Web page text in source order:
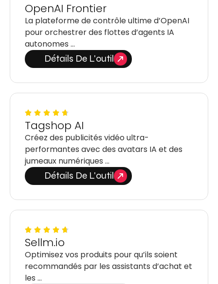
OpenAI Frontier
La plateforme de contrôle ultime d’OpenAI
pour orchestrer des flottes d’agents IA
autonomes …
Détails De L'outil
Tagshop AI
Créez des publicités vidéo ultra-
performantes avec des avatars IA et des
jumeaux numériques …
Détails De L'outil
Sellm.io
Optimisez vos produits pour qu’ils soient
recommandés par les assistants d’achat et
les …